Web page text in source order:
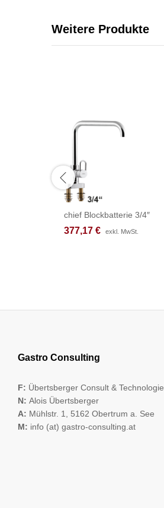
Weitere Produkte
chief Blockbatterie 3/4″
377,17 € exkl. MwSt.
377,17 € exkl. MwSt.
Gastro Consulting
F: Übertsberger Consult & Technologie
N: Alois Übertsberger
A: Mühlstr. 1, 5162 Obertrum a. See
M: info (at) gastro-consulting.at